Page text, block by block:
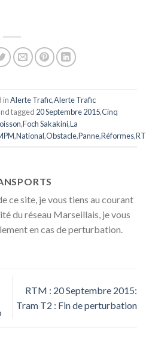
inAlerte Trafic,Alerte Trafic
tagged 20 Septembre 2015,Cinq
,Foch Sakakini,La
,National,Obstacle,Panne,Réformes,
ce site, je vous tiens au courant
du réseau Marseillais, je vous
en cas de perturbation.
RTM : 20 Septembre 2015:
Tram T2 : Fin de perturbation